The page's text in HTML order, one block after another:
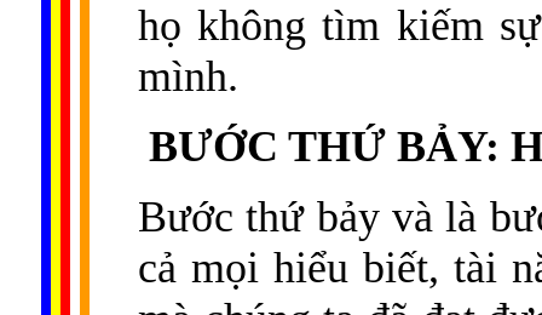
họ không tìm kiếm
mình.
BƯỚC THỨ BẢY:
Bước thứ bảy và là
cả mọi hiểu biết, tài